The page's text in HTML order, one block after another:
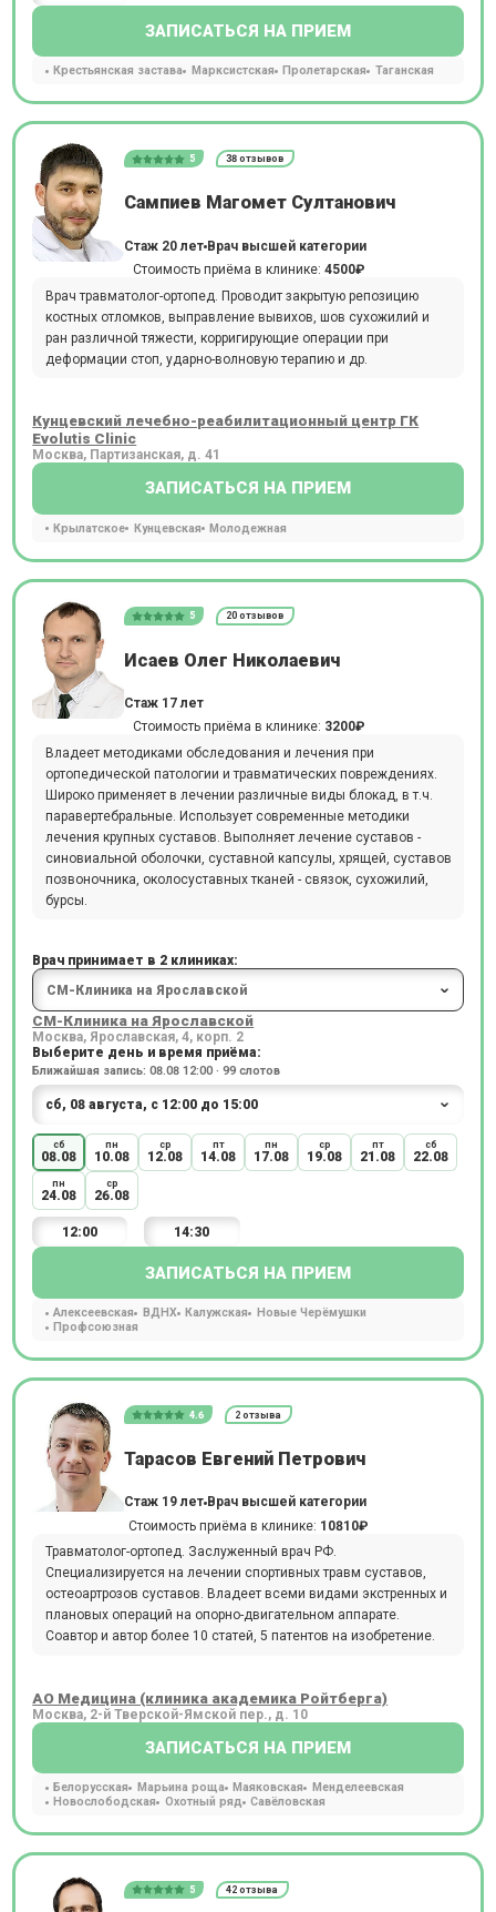
ЗАПИСАТЬСЯ НА ПРИЕМ
Крестьянская застава Марксистская Пролетарская Таганская
5 38 отзывов
Сампиев Магомет Султанович
Стаж 20 лет Врач высшей категории
Стоимость приёма в клинике: 4500₽
Врач травматолог-ортопед. Проводит закрытую репозицию
костных отломков, выправление вывихов, шов сухожилий и
ран различной тяжести, корригирующие операции при
деформации стоп, ударно-волновую терапию и др.
Кунцевский лечебно-реабилитационный центр ГК
Evolutis Clinic
Москва, Партизанская, д. 41
ЗАПИСАТЬСЯ НА ПРИЕМ
Крылатское Кунцевская Молодежная
5 20 отзывов
Исаев Олег Николаевич
Стаж 17 лет
Стоимость приёма в клинике: 3200₽
Владеет методиками обследования и лечения при
ортопедической патологии и травматических повреждениях.
Широко применяет в лечении различные виды блокад, в т.ч.
паравертебральные. Использует современные методики
лечения крупных суставов. Выполняет лечение суставов -
синовиальной оболочки, суставной капсулы, хрящей, суставов
позвоночника, околосуставных тканей - связок, сухожилий,
бурсы.
Врач принимает в 2 клиниках:
СМ-Клиника на Ярославской
Москва, Ярославская, 4, корп. 2
Выберите день и время приёма:
Ближайшая запись: 08.08 12:00 · 99 слотов
сб
08.08
пн
10.08
ср
12.08
пт
14.08
пн
17.08
ср
19.08
пт
21.08
сб
22.08
пн
24.08
ср
26.08
12:00 14:30
ЗАПИСАТЬСЯ НА ПРИЕМ
Алексеевская ВДНХ Калужская
Новые Черёмушки
Профсоюзная
4.6 2 отзыва
Тарасов Евгений Петрович
Стаж 19 лет Врач высшей категории
Стоимость приёма в клинике: 10810₽
Травматолог-ортопед. Заслуженный врач РФ.
Специализируется на лечении спортивных травм суставов,
остеоартрозов суставов. Владеет всеми видами экстренных и
плановых операций на опорно-двигательном аппарате.
Соавтор и автор более 10 статей, 5 патентов на изобретение.
АО Медицина (клиника академика Ройтберга)
Москва, 2-й Тверской-Ямской пер., д. 10
ЗАПИСАТЬСЯ НА ПРИЕМ
Белорусская Марьина роща Маяковская
Менделеевская
Новослободская
Охотный ряд Савёловская
5 42 отзыва